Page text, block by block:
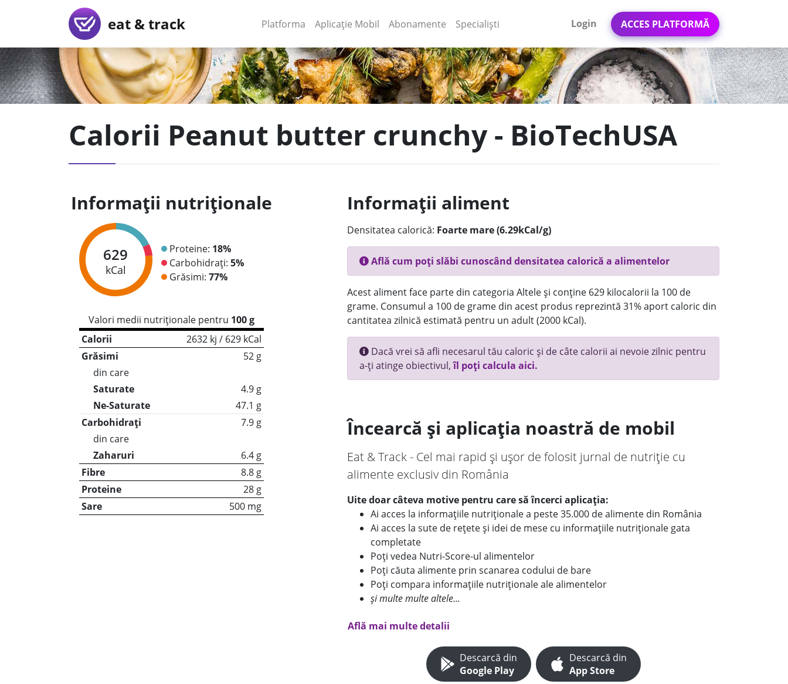
eat & track Platforma (current)
Aplicație Mobil (current)
Abonamente Specialiști Login ACCES PLATFORMĂ
Calorii Peanut butter crunchy - BioTechUSA
Informații nutriționale
629
kCal
Proteine: 18%
Carbohidrați: 5%
Grăsimi: 77%
Valori medii nutriționale pentru 100 g
Calorii
2632 kj / 629 kCal
Grăsimi
52 g
din care
Saturate
4.9 g
Ne-Saturate
47.1 g
Carbohidrați
7.9 g
din care
Zaharuri
6.4 g
Fibre
8.8 g
Proteine
28 g
Sare
500 mg
Informații aliment
Densitatea calorică: Foarte mare (6.29kCal/g)
Află cum poți slăbi cunoscând densitatea calorică a alimentelor
Acest aliment face parte din categoria Altele și conține 629 kilocalorii la 100 de
grame. Consumul a 100 de grame din acest produs reprezintă 31% aport caloric din
cantitatea zilnică estimată pentru un adult (2000 kCal).
Dacă vrei să afli necesarul tău caloric și de câte calorii ai nevoie zilnic pentru
a-ți atinge obiectivul,îl poți calcula aici.
Încearcă și aplicația noastră de mobil
Eat & Track - Cel mai rapid și ușor de folosit jurnal de nutriție cu
alimente exclusiv din România
Uite doar câteva motive pentru care să încerci aplicația:
Ai acces la informațiile nutriționale a peste 35.000 de alimente din România
Ai acces la sute de rețete și idei de mese cu informațiile nutriționale gata
completate
Poți vedea Nutri-Score-ul alimentelor
Poți căuta alimente prin scanarea codului de bare
Poți compara informațiile nutriționale ale alimentelor
și multe multe altele...
Află mai multe detalii
Descarcă din
Google Play
Descarcă din
App Store